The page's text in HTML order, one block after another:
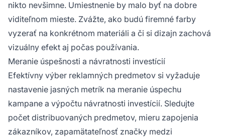
nikto nevšimne. Umiestnenie by malo byť na dobre
viditeľnom mieste. Zvážte, ako budú firemné farby
vyzerať na konkrétnom materiáli a či si dizajn zachová
vizuálny efekt aj počas používania.
Meranie úspešnosti a návratnosti investícií
Efektívny výber reklamných predmetov si vyžaduje
nastavenie jasných metrík na meranie úspechu
kampane a výpočtu návratnosti investícií. Sledujte
počet distribuovaných predmetov, mieru zapojenia
zákazníkov, zapamätateľnosť značky medzi